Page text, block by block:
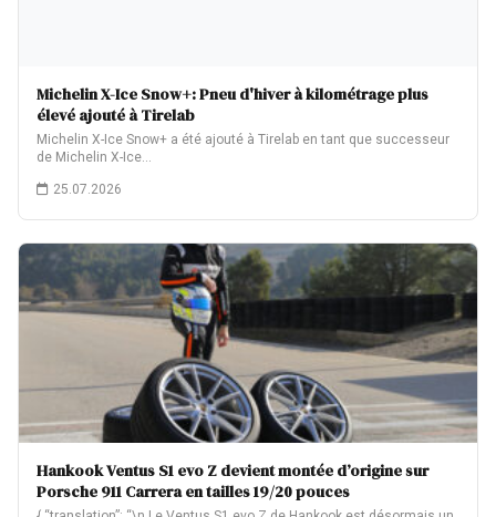
Michelin X-Ice Snow+: Pneu d'hiver à kilométrage plus
élevé ajouté à Tirelab
Michelin X-Ice Snow+ a été ajouté à Tirelab en tant que successeur
de Michelin X-Ice…
25.07.2026
Hankook Ventus S1 evo Z devient montée d’origine sur
Porsche 911 Carrera en tailles 19/20 pouces